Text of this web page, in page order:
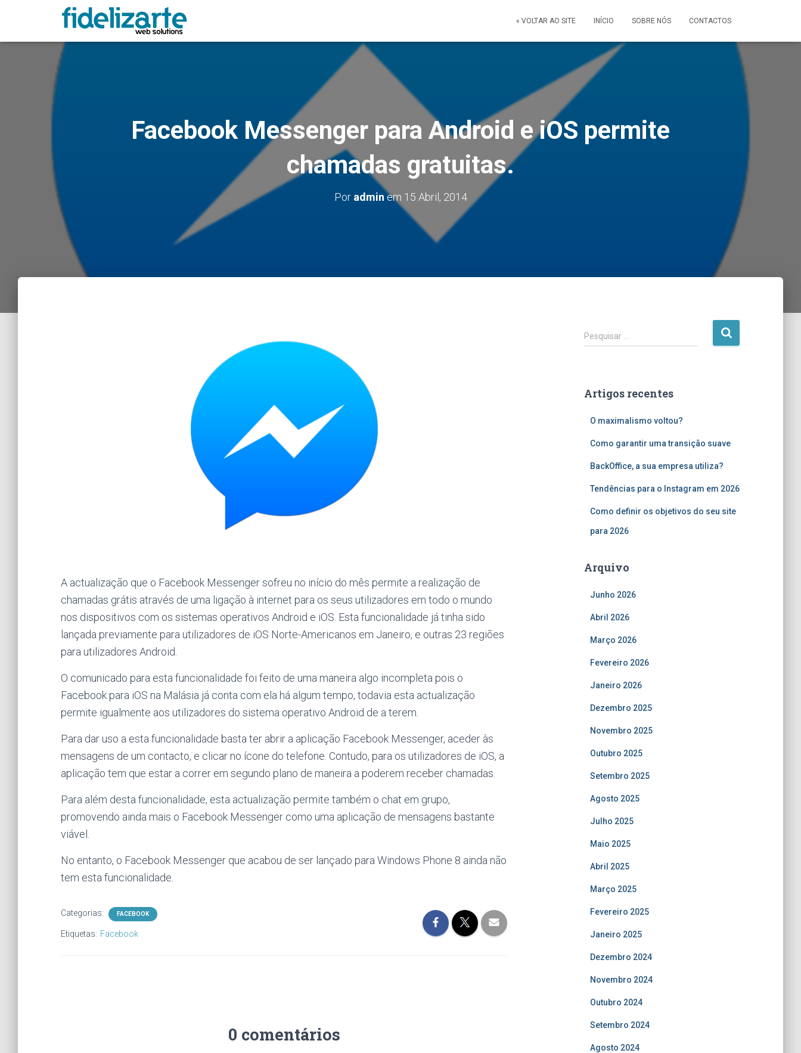
« VOLTAR AO SITE INÍCIO SOBRE NÓS CONTACTOS
Facebook Messenger para Android e iOS permite
chamadas gratuitas.
Por admin em 15 Abril, 2014
A actualização que o Facebook Messenger sofreu no início do mês permite a realização de
chamadas grátis através de uma ligação à internet para os seus utilizadores em todo o mundo
nos dispositivos com os sistemas operativos Android e iOS. Esta funcionalidade já tinha sido
lançada previamente para utilizadores de iOS Norte-Americanos em Janeiro, e outras 23 regiões
para utilizadores Android.
O comunicado para esta funcionalidade foi feito de uma maneira algo incompleta pois o
Facebook para iOS na Malásia já conta com ela há algum tempo, todavia esta actualização
permite igualmente aos utilizadores do sistema operativo Android de a terem.
Para dar uso a esta funcionalidade basta ter abrir a aplicação Facebook Messenger, aceder às
mensagens de um contacto, e clicar no ícone do telefone. Contudo, para os utilizadores de iOS, a
aplicação tem que estar a correr em segundo plano de maneira a poderem receber chamadas.
Para além desta funcionalidade, esta actualização permite também o chat em grupo,
promovendo ainda mais o Facebook Messenger como uma aplicação de mensagens bastante
viável.
No entanto, o Facebook Messenger que acabou de ser lançado para Windows Phone 8 ainda não
tem esta funcionalidade.
Categorias: FACEBOOK
Etiquetas: Facebook
0 comentários
P
e
i
Pesquisar …
Artigos recentes
O maximalismo voltou?
Como garantir uma transição suave
BackOffice, a sua empresa utiliza?
Tendências para o Instagram em 2026
Como definir os objetivos do seu site
para 2026
Arquivo
Junho 2026
Abril 2026
Março 2026
Fevereiro 2026
Janeiro 2026
Dezembro 2025
Novembro 2025
Outubro 2025
Setembro 2025
Agosto 2025
Julho 2025
Maio 2025
Abril 2025
Março 2025
Fevereiro 2025
Janeiro 2025
Dezembro 2024
Novembro 2024
Outubro 2024
Setembro 2024
Agosto 2024